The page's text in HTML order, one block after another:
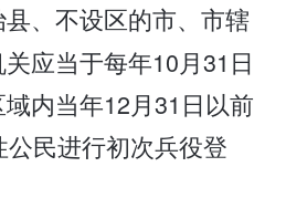
、不设区的市、市辖
应当于每年10月31日
内当年12月31日以前
民进行初次兵役登